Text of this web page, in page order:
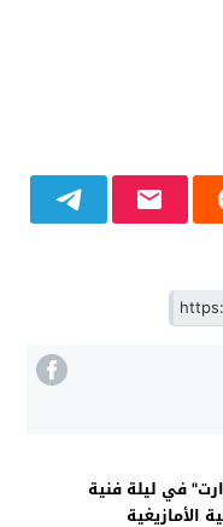
في ليلة فنية
الأمازيغية